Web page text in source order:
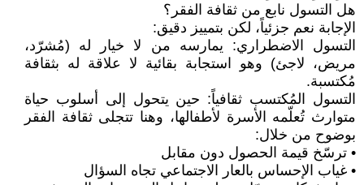
هل التسول نابع من ثقافة الفقر؟
الإجابة نعم جزئياً، لكن بتمييز دقيق:
التسول الاضطراري: يمارسه من لا خيار له (مُشرّد،
مريض، لاجئ) وهو استجابة بقائية لا علاقة له بثقافة
مُكتسبة.
التسول المُكتسب ثقافياً: حين يتحول إلى أسلوب حياة
متوارث تُعلّمه الأسرة لأطفالها، وهنا تتجلى ثقافة الفقر
بوضوح من خلال:
• ترسّخ قيمة الحصول دون مقابل
• غياب الإحساس بالعار الاجتماعي تجاه السؤال